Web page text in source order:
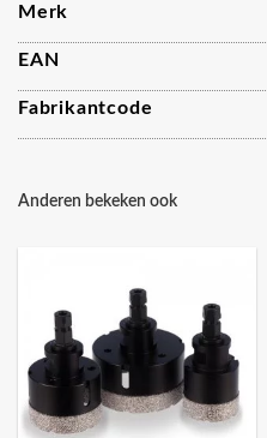
Merk
EAN
Fabrikantcode
Anderen bekeken ook